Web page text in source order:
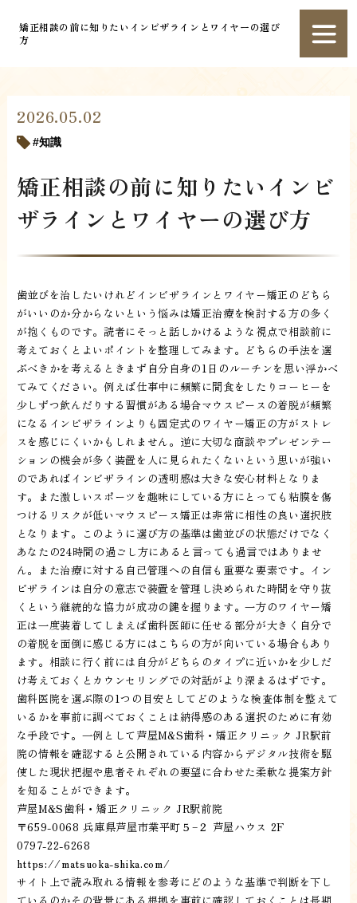
矯正相談の前に知りたいインビザラインとワイヤーの選び
方
2026.05.02
知識
矯正相談の前に知りたいインビ
ザラインとワイヤーの選び方
歯並びを治したいけれどインビザラインとワイヤー矯正のどちら
がいいのか分からないという悩みは矯正治療を検討する方の多く
が抱くものです。読者にそっと話しかけるような視点で相談前に
考えておくとよいポイントを整理してみます。どちらの手法を選
ぶべきかを考えるときまず自分自身の1日のルーチンを思い浮かべ
てみてください。例えば仕事中に頻繁に間食をしたりコーヒーを
少しずつ飲んだりする習慣がある場合マウスピースの着脱が頻繁
になるインビザラインよりも固定式のワイヤー矯正の方がストレ
スを感じにくいかもしれません。逆に大切な商談やプレゼンテー
ションの機会が多く装置を人に見られたくないという思いが強い
のであればインビザラインの透明感は大きな安心材料となりま
す。また激しいスポーツを趣味にしている方にとっても粘膜を傷
つけるリスクが低いマウスピース矯正は非常に相性の良い選択肢
となります。このように選び方の基準は歯並びの状態だけでなく
あなたの24時間の過ごし方にあると言っても過言ではありませ
ん。また治療に対する自己管理への自信も重要な要素です。イン
ビザラインは自分の意志で装置を管理し決められた時間を守り抜
くという継続的な協力が成功の鍵を握ります。一方のワイヤー矯
正は一度装着してしまえば歯科医師に任せる部分が大きく自分で
の着脱を面倒に感じる方にはこちらの方が向いている場合もあり
ます。相談に行く前には自分がどちらのタイプに近いかを少しだ
け考えておくとカウンセリングでの対話がより深まるはずです。
歯科医院を選ぶ際の1つの目安としてどのような検査体制を整えて
いるかを事前に調べておくことは納得感のある選択のために有効
な手段です。一例として芦屋M&S歯科・矯正クリニック JR駅前
院の情報を確認すると公開されている内容からデジタル技術を駆
使した現状把握や患者それぞれの要望に合わせた柔軟な提案方針
を知ることができます。
芦屋M&S歯科・矯正クリニック JR駅前院
〒659-0068 兵庫県芦屋市業平町５−２ 芦屋ハウス 2F
0797-22-6268
https://matsuoka-shika.com/
サイト上で読み取れる情報を参考にどのような基準で判断を下し